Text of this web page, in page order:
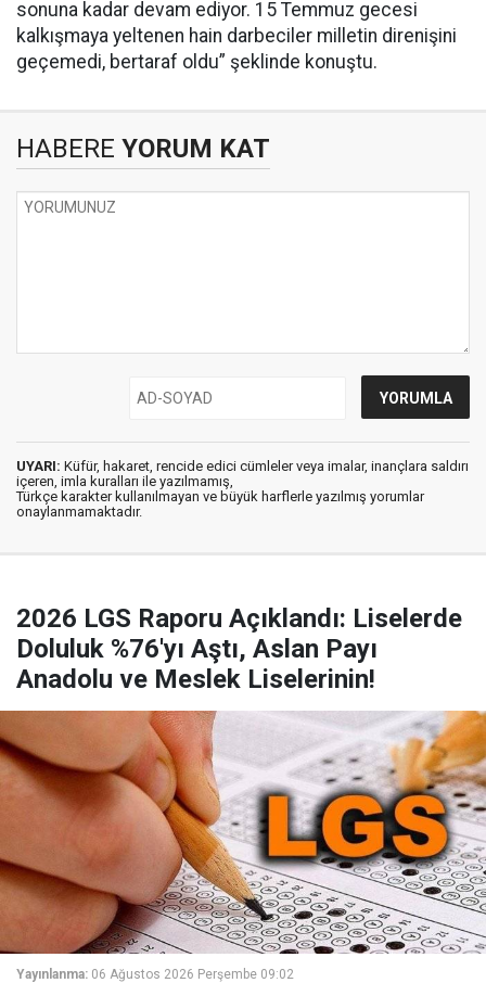
sonuna kadar devam ediyor. 15 Temmuz gecesi
kalkışmaya yeltenen hain darbeciler milletin direnişini
geçemedi, bertaraf oldu” şeklinde konuştu.
HABERE YORUM KAT
UYARI: Küfür, hakaret, rencide edici cümleler veya imalar, inançlara saldırı
içeren, imla kuralları ile yazılmamış,
Türkçe karakter kullanılmayan ve büyük harflerle yazılmış yorumlar
onaylanmamaktadır.
2026 LGS Raporu Açıklandı: Liselerde
Doluluk %76'yı Aştı, Aslan Payı
Anadolu ve Meslek Liselerinin!
Yayınlanma: 06 Ağustos 2026 Perşembe 09:02